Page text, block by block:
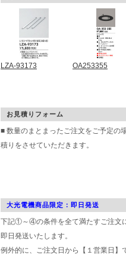
LZA-93173 OA253355
お見積りフォーム
■ 数量のまとまったご注文をご予定の
積りをさせていただきます。
大光電機商品限定：即日発送
下記①～④の条件を全て満たすご注文
即日発送いたします。
例外的に、ご注文日から【１営業日】